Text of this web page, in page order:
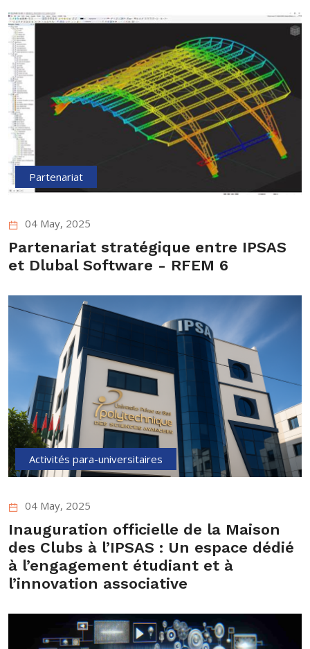
Partenariat
04 May, 2025
Partenariat stratégique entre IPSAS
et Dlubal Software - RFEM 6
Activités para-universitaires
04 May, 2025
Inauguration officielle de la Maison
des Clubs à l’IPSAS : Un espace dédié
à l’engagement étudiant et à
l’innovation associative